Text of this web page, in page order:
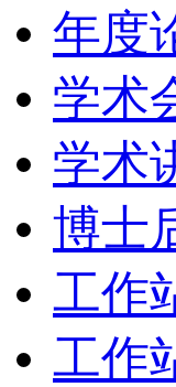
年度
学术
学术
博士
工作
工作